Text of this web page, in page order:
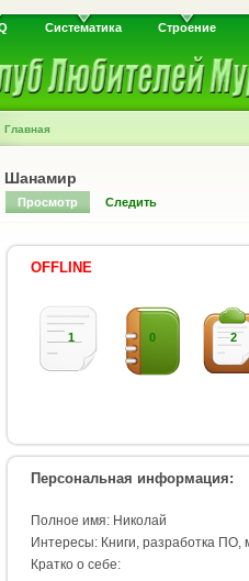
Систематика Строение
Главная
Шанамир
Просмотр Следить
OFFLINE
1 0 2
Персональная информация:
Полное имя: Николай
Интересы: Книги, разработка ПО,
Кратко о себе: